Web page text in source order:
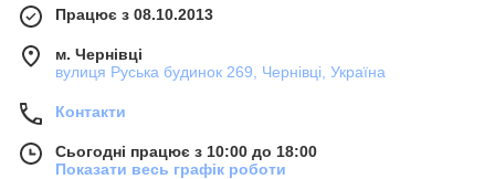
Працює з 08.10.2013
м. Чернівці
вулиця Руська будинок 269, Чернівці, Україна
Контакти
Сьогодні працює з 10:00 до 18:00
Показати весь графік роботи